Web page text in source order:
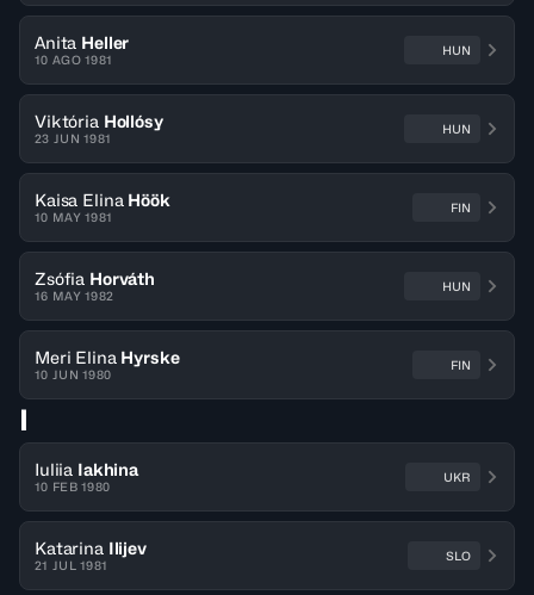
Anita Heller
10 AGO 1981
HUN
Viktória Hollósy
23 JUN 1981
HUN
Kaisa Elina Höök
10 MAY 1981
FIN
Zsófia Horváth
16 MAY 1982
HUN
Meri Elina Hyrske
10 JUN 1980
FIN
I
Iuliia Iakhina
10 FEB 1980
UKR
Katarina Ilijev
21 JUL 1981
SLO